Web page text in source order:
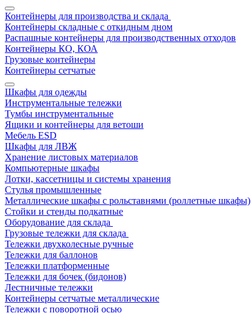
Контейнеры для производства и склада
Контейнеры складные с откидным дном
Распашные контейнеры для производственных отходов
Контейнеры КО, КОА
Грузовые контейнеры
Контейнеры сетчатые
Шкафы для одежды
Инструментальные тележки
Тумбы инструментальные
Ящики и контейнеры для ветоши
Мебель ESD
Шкафы для ЛВЖ
Хранение листовых материалов
Компьютерные шкафы
Лотки, кассетницы и системы хранения
Стулья промышленные
Металлические шкафы с рольставнями (роллетные шкафы)
Стойки и стенды подкатные
Оборудование для склада
Грузовые тележки для склада
Тележки двухколесные ручные
Тележки для баллонов
Тележки платформенные
Тележки для бочек (бидонов)
Лестничные тележки
Контейнеры сетчатые металлические
Тележки с поворотной осью